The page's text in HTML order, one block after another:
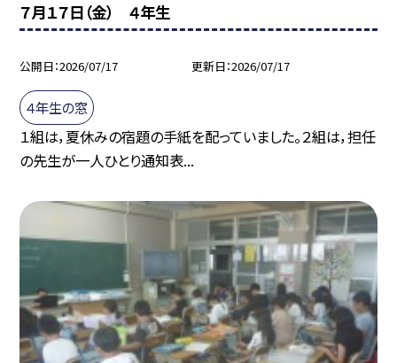
７月１７日（金） ４年生
公開日 2026/07/17 更新日 2026/07/17
４年生の窓
１組は，夏休みの宿題の手紙を配っていました。２組は，担任
の先生が一人ひとり通知表...